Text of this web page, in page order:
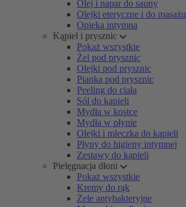
Olej i napar do sauny
Olejki eteryczne i do masażu
Opieka intymna
Kąpiel i prysznic
Pokaż wszystkie
Żel pod prysznic
Olejki pod prysznic
Pianka pod prysznic
Peeling do ciała
Sól do kąpieli
Mydła w kostce
Mydła w płynie
Olejki i mleczka do kąpieli
Płyny do higieny intymnej
Zestawy do kąpieli
Pielęgnacja dłoni
Pokaż wszystkie
Kremy do rąk
Żele antybakteryjne